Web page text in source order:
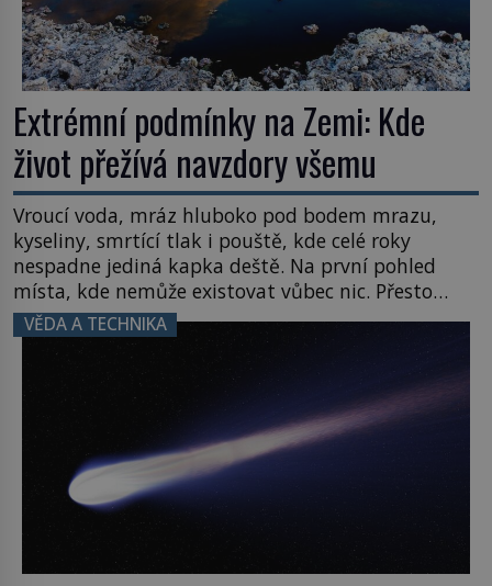
Extrémní podmínky na Zemi: Kde
život přežívá navzdory všemu
Vroucí voda, mráz hluboko pod bodem mrazu,
kyseliny, smrtící tlak i pouště, kde celé roky
nespadne jediná kapka deště. Na první pohled
místa, kde nemůže existovat vůbec nic. Přesto
právě tady vědci objevují organismy, které
posouvají hranice života. Každý nový nález mění
napovídá, kde bychom jednou […]
VĚDA A TECHNIKA